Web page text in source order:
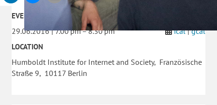
EVENT DATE
29.06.2016 | 7.00 pm – 8.30 pm ical|gcal
LOCATION
Humboldt Institute for Internet and Society, Französische
Straße 9, 10117 Berlin